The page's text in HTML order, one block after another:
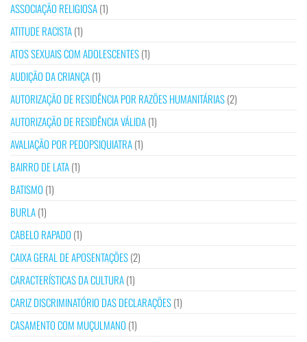
ASSOCIAÇÃO RELIGIOSA(1)
ATITUDE RACISTA(1)
ATOS SEXUAIS COM ADOLESCENTES(1)
AUDIÇÃO DA CRIANÇA(1)
AUTORIZAÇÃO DE RESIDÊNCIA POR RAZÕES HUMANITÁRIAS(2)
AUTORIZAÇÃO DE RESIDÊNCIA VÁLIDA(1)
AVALIAÇÃO POR PEDOPSIQUIATRA(1)
BAIRRO DE LATA(1)
BATISMO (1)
BURLA(1)
CABELO RAPADO (1)
CAIXA GERAL DE APOSENTAÇÕES(2)
CARACTERÍSTICAS DA CULTURA(1)
CARIZ DISCRIMINATÓRIO DAS DECLARAÇÕES(1)
CASAMENTO COM MUÇULMANO (1)